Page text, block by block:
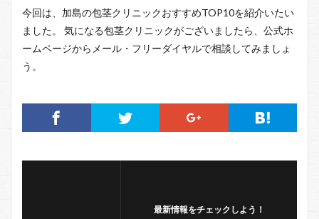
今回は、加島の包茎クリニックおすすめTOP10を紹介いたい
ました。 気になる包茎クリニックがございましたら、公式ホ
ームページからメール・フリーダイヤルで相談してみましょ
う。
最新情報をチェックしよう！